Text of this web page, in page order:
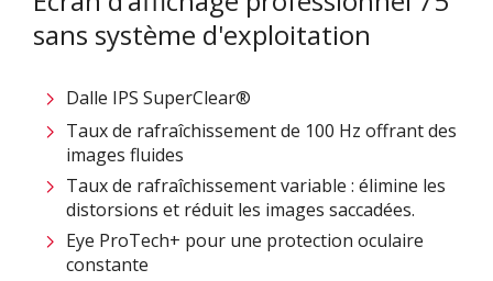
sans système d'exploitation
Dalle IPS SuperClear®
Taux de rafraîchissement de 100 Hz offrant des
images fluides
Taux de rafraîchissement variable : élimine les
distorsions et réduit les images saccadées.
Eye ProTech+ pour une protection oculaire
constante